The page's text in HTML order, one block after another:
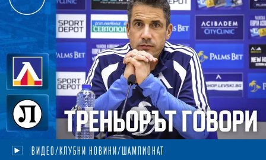
ВИДЕО/КЛУБНИ НОВИНИ/ШАМПИОНАТ